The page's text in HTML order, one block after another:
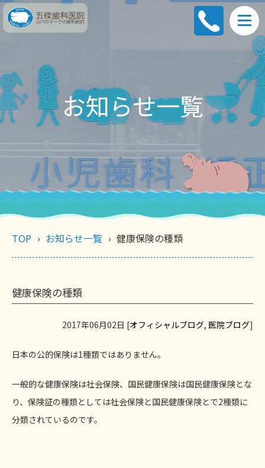
お知らせ一覧
TOP お知らせ一覧 健康保険の種類
健康保険の種類
2017年06月02日 [オフィシャルブログ, 医院ブログ]
日本の公的保険は1種類ではありません。
一般的な健康保険は社会保険、国民健康保険は国民健康保険とな
り、保険証の種類としては社会保険と国民健康保険とで2種類に
分類されているのです。